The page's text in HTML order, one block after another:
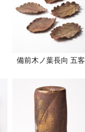
備前木ノ葉長向 五客